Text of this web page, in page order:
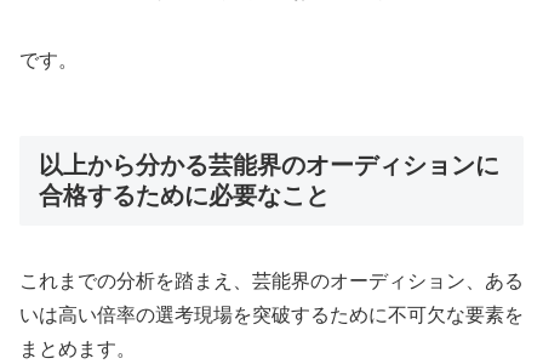
です。
以上から分かる芸能界のオーディションに
合格するために必要なこと
これまでの分析を踏まえ、芸能界のオーディション、ある
いは高い倍率の選考現場を突破するために不可欠な要素を
まとめます。